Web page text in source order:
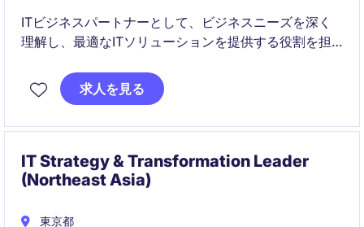
ITビジネスパートナーとして、ビジネスニーズを深く
理解し、最適なITソリューションを提供する役割を担
新をサポートするポジションです。
求人を見る
IT Strategy & Transformation Leader
(Northeast Asia)
東京都